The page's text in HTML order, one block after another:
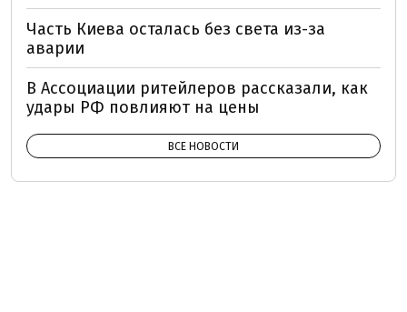
Часть Киева осталась без света из-за
аварии
В Ассоциации ритейлеров рассказали, как
удары РФ повлияют на цены
ВСЕ НОВОСТИ